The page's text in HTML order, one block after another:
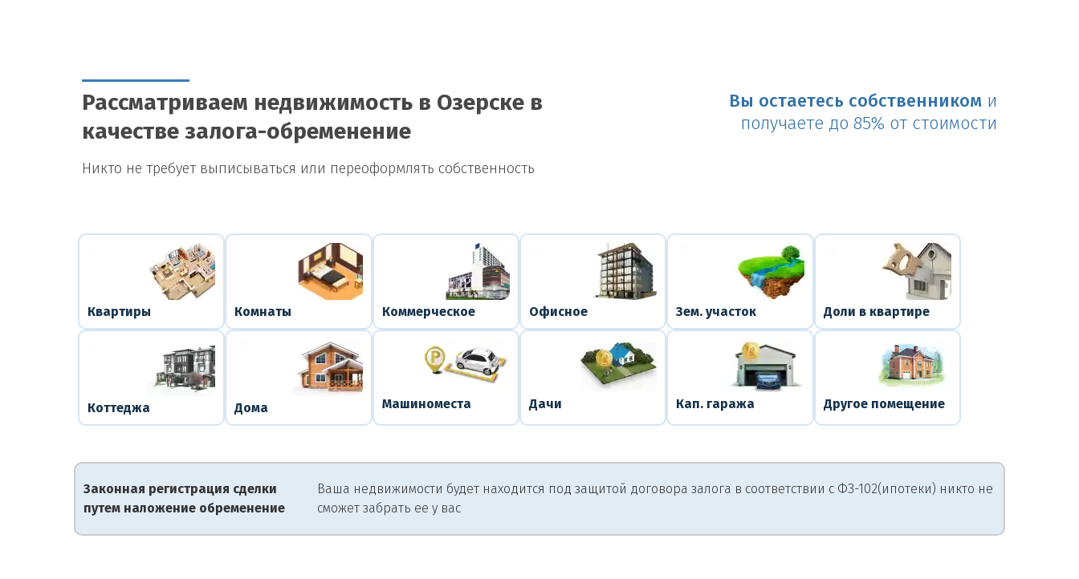
Рассматриваем недвижимость в Озерске в
качестве залога-обременение
Вы остаетесь собственником и
получаете до 85% от стоимости
Никто не требует выписываться или переоформлять собственность
Квартиры Комнаты Коммерческое Офисное Зем. участок Доли в квартире
Коттеджа Дома Машиноместа Дачи Кап. гаража Другое помещение
Законная регистрация сделки
путем наложение обременение
Ваша недвижимости будет находится под защитой договора залога в соответствии с ФЗ-102(ипотеки) никто не
сможет забрать ее у вас